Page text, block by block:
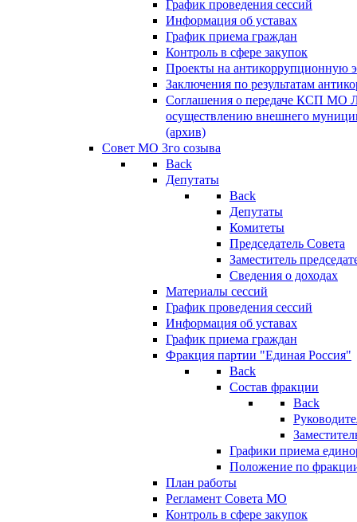
График проведения сессий
Информация об уставах
График приема граждан
Контроль в сфере закупок
Проекты на антикоррупционную
Заключения по результатам
Соглашения о передаче КСП МО
осуществлению внешнего
(архив)
Совет МО 3го созыва
Back
Депутаты
Back
Депутаты
Комитеты
Председатель Совета
Заместитель
Сведения о доходах
Материалы сессий
График проведения сессий
Информация об уставах
График приема граждан
Фракция партии "Единая Россия"
Back
Состав фракции
Back
Графики приема
Положение по
План работы
Регламент Совета МО
Контроль в сфере закупок